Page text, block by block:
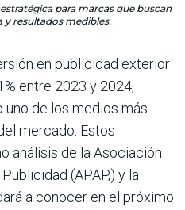
para marcas que buscan
y resultados medibles.
en publicidad exterior
entre 2023 y 2024,
uno de los medios más
merca­do. Estos
análisis de la Asociación
(APAP,) y la
a co­nocer en el próximo